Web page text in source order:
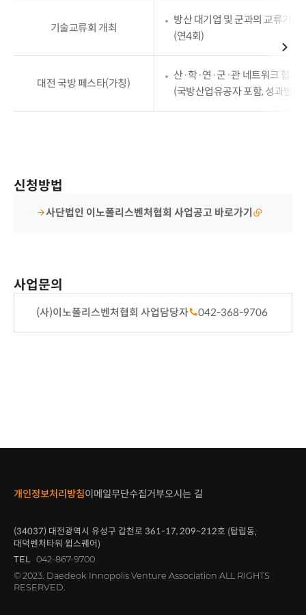
대해
표입니다.
기술교류회 개최
방산 대기업 및 군과의 교류기회
(연4회)
대전 국방 페스타(가칭)
산·학·연·군·관 네트워크 협력
(국방산업유공자 포함, 성과발표
신청방법
사단법인 이노폴리스벤처협회 사업공고 바로가기
사업문의
(사)이노폴리스벤처협회 사업담당자 042-368-9706
개인정보처리방침이메일무단수집거부오시는 길
(34037) 대전광역시 유성구 갑천로 361-17, 209~212호 (탑립동,
대덕벤처타워 윕스퀘어)
TEL 042-867-9700
© 2023. Daedeok Innopolis Venture Association ALL RIGHTS
RESERVED.